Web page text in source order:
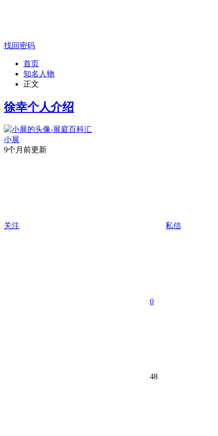
找回密码
首页
知名人物
正文
徐幸个人介绍
小展
9个月前更新
关注 私信
0
48